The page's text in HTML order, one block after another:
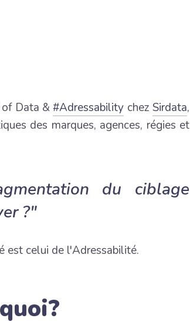
of Data &#Adressability chezSirdata,
des marques, agences, régies et
du ciblage
?"
est celui de l'Adressabilité.